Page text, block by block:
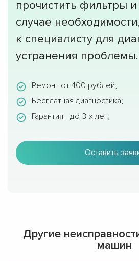
прочистить фильтры
случае
к специалисту для
устранения проблемы.
Ремонт от 400 рублей;
Бесплатная диагностика;
Гарантия - до 3-х лет;
Оставить
Другие
машин